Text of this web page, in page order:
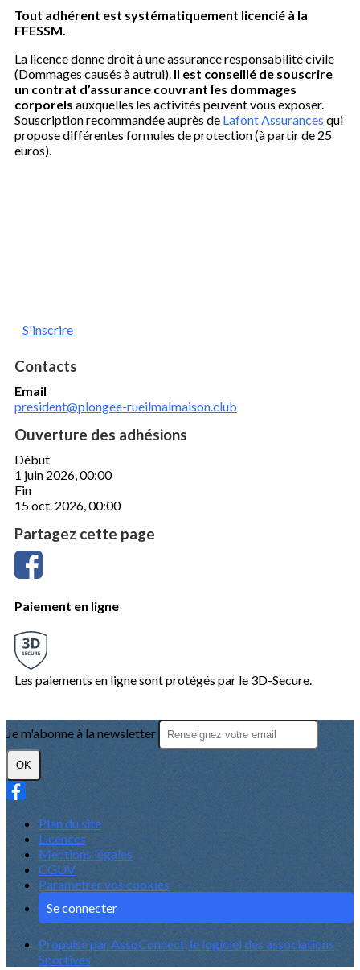
Tout adhérent est systématiquement licencié à la
FFESSM.
La licence donne droit à une assurance responsabilité civile
(Dommages causés à autrui). Il est conseillé de souscrire
un contrat d’assurance couvrant les dommages
corporels auxquelles les activités peuvent vous exposer.
Souscription recommandée auprès de Lafont Assurances qui
propose différentes formules de protection (à partir de 25
euros).
S'inscrire
Contacts
Email
president@plongee-rueilmalmaison.club
Ouverture des adhésions
Début
1 juin 2026, 00:00
Fin
15 oct. 2026, 00:00
Partagez cette page
Paiement en ligne
Les paiements en ligne sont protégés par le 3D-Secure.
Je m'abonne à la newsletter
OK
Plan du site
Licences
Mentions légales
CGUV
Paramétrer vos cookies
Se connecter
Propulsé par AssoConnect, le logiciel des associations
Sportives